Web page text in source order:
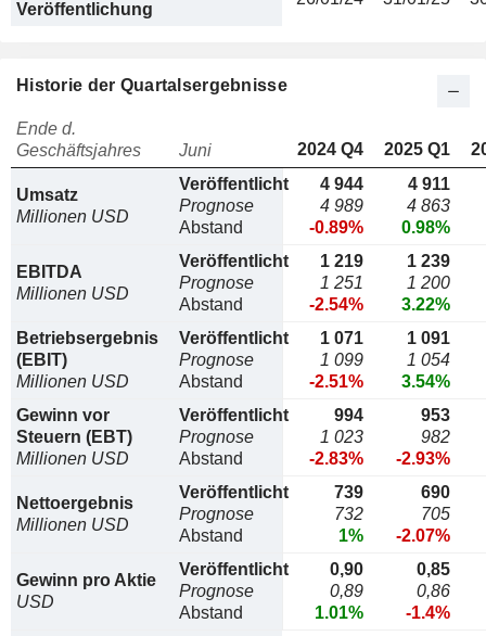
Veröffentlichung
Historie der Quartalsergebnisse
Ende d.
Geschäftsjahres
Juni 2024 Q4 2025 Q1
Umsatz
Millionen USD
Veröffentlicht
Prognose
Abstand
4 944
4 989
-0.89%
4 911
4 863
0.98%
EBITDA
Millionen USD
Veröffentlicht
Prognose
Abstand
1 219
1 251
-2.54%
1 239
1 200
3.22%
Betriebsergebnis
(EBIT)
Millionen USD
Veröffentlicht
Prognose
Abstand
1 071
1 099
-2.51%
1 091
1 054
3.54%
Gewinn vor
Steuern (EBT)
Millionen USD
Veröffentlicht
Prognose
Abstand
994
1 023
-2.83%
953
982
-2.93%
Nettoergebnis
Millionen USD
Veröffentlicht
Prognose
Abstand
739
732
1%
690
705
-2.07%
Gewinn pro Aktie
USD
Veröffentlicht
Prognose
Abstand
0,90
0,89
1.01%
0,85
0,86
-1.4%